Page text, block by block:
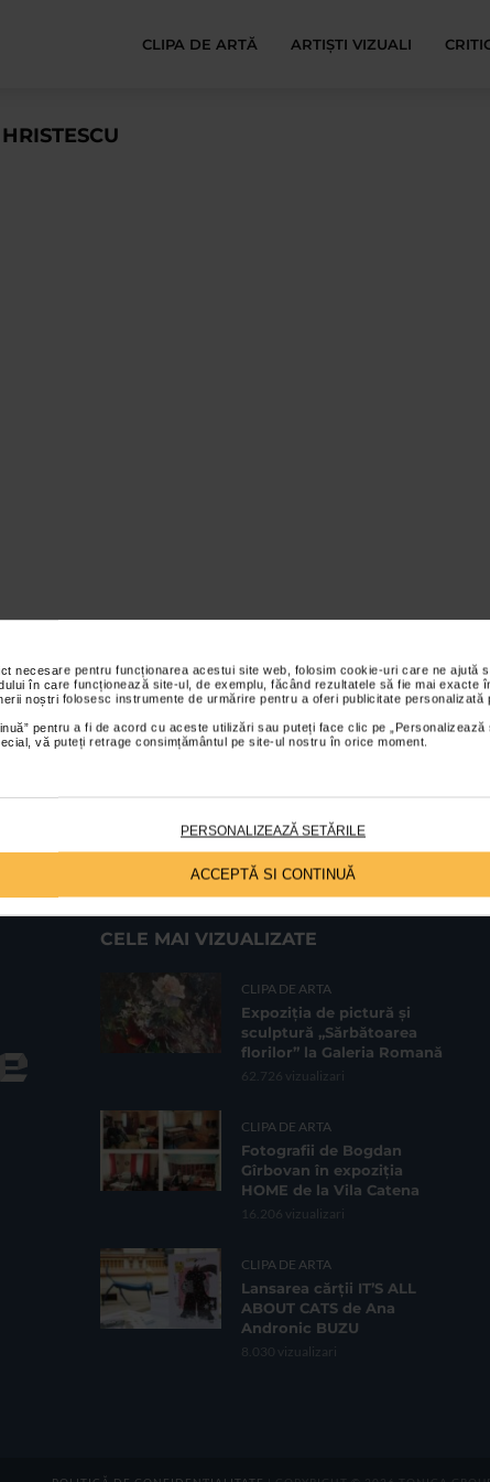
necesare pentru funcționarea acestui site web, folosim cookie-uri care ne ajută
în care funcționează site-ul, de exemplu, făcând rezultatele să fie mai exacte
noștri folosesc instrumente de urmărire pentru a oferi publicitate personalizată
pentru a fi de acord cu aceste utilizări sau puteți face clic pe
vă puteți retrage consimțământul pe site-ul nostru în orice moment.
PERSONALIZEAZĂ SETĂRILE
ACCEPTĂ SI CONTINUĂ
CLIPA DE ARTĂ ARTIȘTI VIZUALI
CELE MAI VIZUALIZATE
CLIPA DE ARTA
Expoziția de pictură și
sculptură „Sărbătoarea
florilor” la Galeria Romană
62.726 vizualizari
CLIPA DE ARTA
Fotografii de Bogdan
Gîrbovan în expoziția
HOME de la Vila Catena
16.206 vizualizari
CLIPA DE ARTA
Lansarea cărții IT’S ALL
ABOUT CATS de Ana
Andronic BUZU
8.030 vizualizari